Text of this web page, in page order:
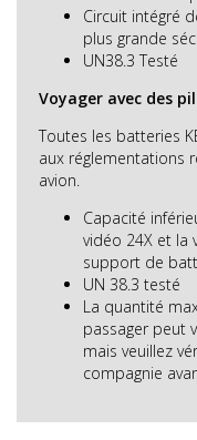
Circuit intégré
plus grande
UN38.3 Testé
Voyager avec des
Toutes les batteries
aux réglementations
avion.
Capacité
vidéo 24X et la
support de
UN 38.3 testé
La quantité
passager peut
mais veuillez
compagnie